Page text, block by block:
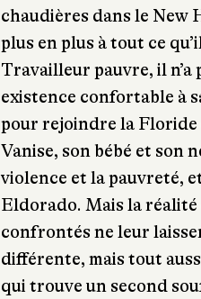
chaudières dans le New
plus en plus à tout ce
Travailleur pauvre, il n’a
existence confortable à
pour rejoindre la Floride
Vanise, son bébé et son
violence et la pauvreté,
Eldorado. Mais la
confrontés ne leur
différente, mais tout
qui trouve un second